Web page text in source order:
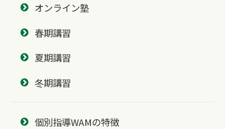
オンライン塾
春期講習
夏期講習
冬期講習
個別指導WAMの特徴